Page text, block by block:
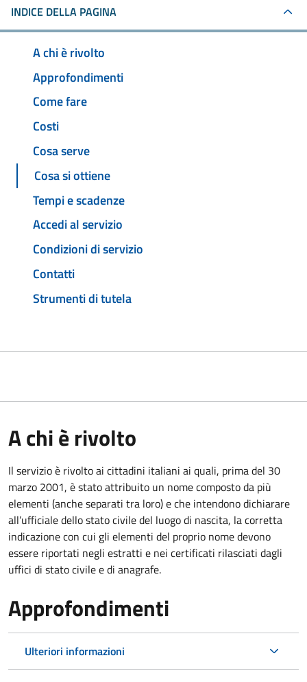
INDICE DELLA PAGINA
A chi è rivolto
Approfondimenti
Come fare
Costi
Cosa serve
Cosa si ottiene
Tempi e scadenze
Accedi al servizio
Condizioni di servizio
Contatti
Strumenti di tutela
A chi è rivolto
Il servizio è rivolto ai cittadini italiani ai quali, prima del 30
marzo 2001, è stato attribuito un nome composto da più
elementi (anche separati tra loro) e che intendono dichiarare
all’ufficiale dello stato civile del luogo di nascita, la corretta
indicazione con cui gli elementi del proprio nome devono
essere riportati negli estratti e nei certificati rilasciati dagli
uffici di stato civile e di anagrafe.
Approfondimenti
Ulteriori informazioni